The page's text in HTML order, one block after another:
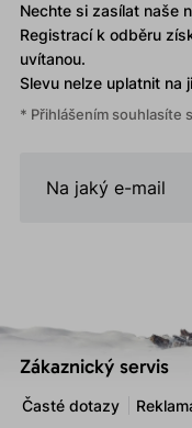
Nechte si zasílat naše
Registrací k odběru
uvítanou.
Slevu nelze uplatnitna
* Přihlášením souhlasíte
Zákaznický servis
Časté dotazy